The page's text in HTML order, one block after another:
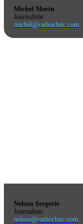
Michel Morin
Journaliste
michel@radiochnc.com
Nelson Sergerie
Journaliste
nelson@radiochnc.com